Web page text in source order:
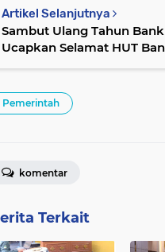
Artikel Selanjutnya
Sambut Ulang Tahun
Ucapkan Selamat HUT
Pemerintah
komentar
Terkait